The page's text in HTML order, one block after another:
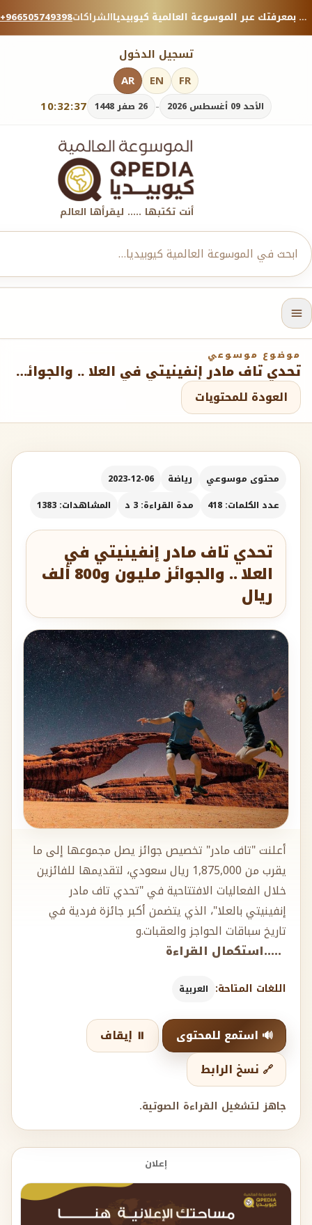
+966505749398الشراكات منصة معرفية موثوقة — شارك بمعرفتك عبر الموسوعة العالمية كيوبيديا.
تسجيل الدخول
10:32:38 الأحد 09 أغسطس 2026 - 26 صفر 1448
AR EN FR
أنت تكتبها ..... ليقرأها العالم
موضوع موسوعي
تحدي تاف مادر إنفينيتي في العلا .. والجوائز مليون و800 ألف ريال
العودة للمحتويات
محتوى موسوعي رياضة
2023-12-06
عدد الكلمات: 418
مدة القراءة: 3 د المشاهدات: 1383
تحدي تاف مادر إنفينيتي في
العلا .. والجوائز مليون و800 ألف
ريال
أعلنت "تاف مادر" تخصيص جوائز يصل مجموعها إلى ما
يقرب من 1,875,000 ريال سعودي، لتقديمها للفائزين
خلال الفعاليات الافتتاحية في "تحدي تاف مادر
إنفينيتي بالعلا"، الذي يتضمن أكبر جائزة فردية في
تاريخ سباقات الحواجز والعقبات.و
.....استكمال القراءة
اللغات المتاحة: العربية
🔊 استمع للمحتوى
⏸️ إيقاف
🔗 نسخ الرابط
جاهز لتشغيل القراءة الصوتية.
إعلان